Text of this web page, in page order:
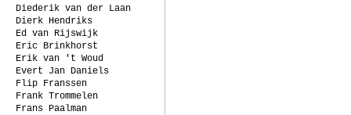
Diederik van der Laan
Dierk Hendriks
Ed van Rijswijk
Eric Brinkhorst
Erik van 't Woud
Evert Jan Daniels
Flip Franssen
Frank Trommelen
Frans Paalman